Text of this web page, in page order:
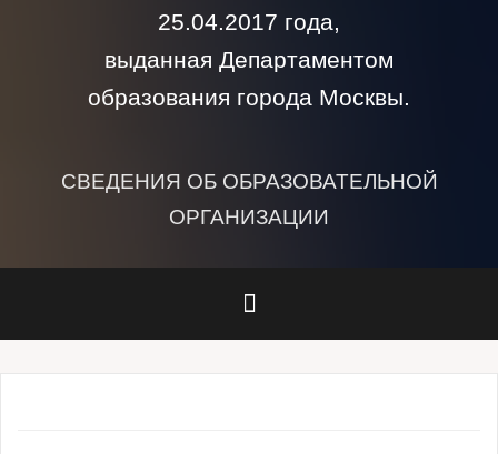
25.04.2017 года,
выданная Департаментом
образования города Москвы.
СВЕДЕНИЯ ОБ ОБРАЗОВАТЕЛЬНОЙ
ОРГАНИЗАЦИИ